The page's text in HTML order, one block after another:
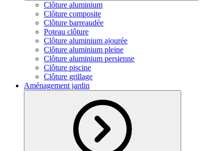
Clôture aluminium
Clôture composite
Clôture barreaudée
Poteau clôture
Clôture aluminium ajourée
Clôture aluminium pleine
Clôture aluminium persienne
Clôture piscine
Clôture grillage
Aménagement jardin